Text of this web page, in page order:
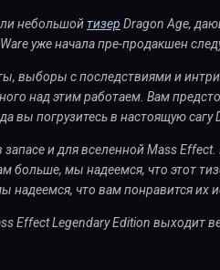
небольшойтизер Dragon Age,
уже начала пре-продакшен
выборы с последствиями и
над этим работаем. Вам
вы погрузитесь в настоящую
запасе и для вселенной Mass
больше, мы надеемся, что этот
надеемся, что вам понравится их
Effect Legendary Edition выходит